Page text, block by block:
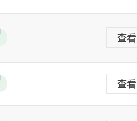
查看
查看